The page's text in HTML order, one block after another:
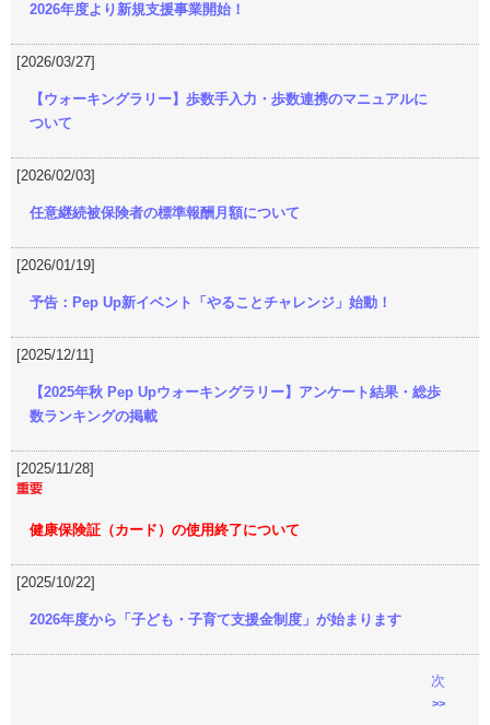
2026年度より新規支援事業開始！
[2026/03/27]
【ウォーキングラリー】歩数手入力・歩数連携のマニュアルに
ついて
[2026/02/03]
任意継続被保険者の標準報酬月額について
[2026/01/19]
予告：Pep Up新イベント「やることチャレンジ」始動！
[2025/12/11]
【2025年秋 Pep Upウォーキングラリー】アンケート結果・総歩
数ランキングの掲載
[2025/11/28]
健康保険証（カード）の使用終了について
[2025/10/22]
2026年度から「子ども・子育て支援金制度」が始まります
次
>>